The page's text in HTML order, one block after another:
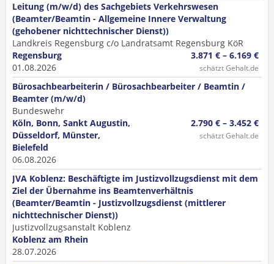
Leitung (m/w/d) des Sachgebiets Verkehrswesen
(Beamter/Beamtin - Allgemeine Innere Verwaltung
(gehobener nichttechnischer Dienst))
Landkreis Regensburg c/o Landratsamt Regensburg KöR
Regensburg
01.08.2026
3.871 € – 6.169 €
schätzt Gehalt.de
Büro­sach­bearbeiterin / Büro­sach­bearbeiter / Beamtin /
Beamter (m/w/d)
Bundeswehr
Köln, Bonn, Sankt Augustin,
Düsseldorf, Münster,
Bielefeld
06.08.2026
2.790 € – 3.452 €
schätzt Gehalt.de
JVA Koblenz: Beschäftigte im Justizvollzugsdienst mit dem
Ziel der Übernahme ins Beamtenverhältnis
(Beamter/Beamtin - Justizvollzugsdienst (mittlerer
nichttechnischer Dienst))
Justizvollzugsanstalt Koblenz
Koblenz am Rhein
28.07.2026